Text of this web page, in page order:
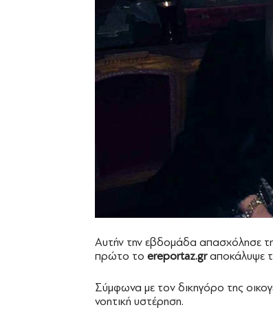
Αυτήν την εβδομάδα απασχόλησε
πρώτο το ereportaz.grαποκάλυψε
Σύμφωνα με τον δικηγόρο της
νοητική υστέρηση.